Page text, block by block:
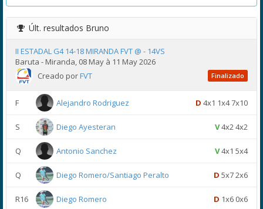
Últ. resultados Bruno
II ESTADAL G4 14-18 MIRANDA FVT @ - 14VS
Baruta - Miranda, 08 May à 11 May 2026
Creado porFVT Finalizado
F Alejandro Rodriguez D 4x1 1x4 7x10
S Diego Ayesteran V4x2 4x2
Q Antonio Sanchez V4x1 5x4
Q Diego Romero/Santiago Peralto D 5x7 2x6
R16 Diego Romero D 1x6 0x6